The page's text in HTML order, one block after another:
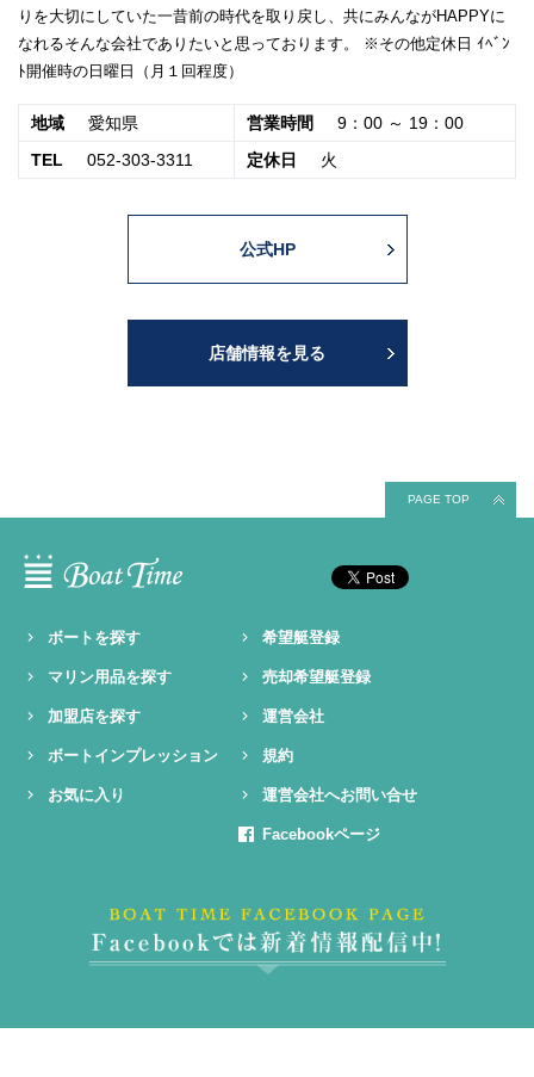
りを大切にしていた一昔前の時代を取り戻し、共にみんながHAPPYに
なれるそんな会社でありたいと思っております。 ※その他定休日 ｲﾍﾞﾝ
ﾄ開催時の日曜日（月１回程度）
地域 愛知県 営業時間
9：00 ～ 19：00
TEL
052-303-3311 定休日 火
公式HP
店舗情報を見る
PAGE TOP
ボートを探す
マリン用品を探す
加盟店を探す
ボートインプレッション
お気に入り
希望艇登録
売却希望艇登録
運営会社
規約
運営会社へお問い合せ
Facebookページ